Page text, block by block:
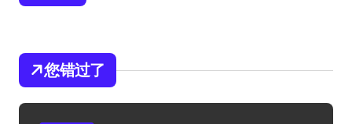
您错过了